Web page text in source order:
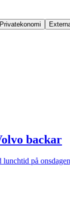
Privatekonomi
backar
på